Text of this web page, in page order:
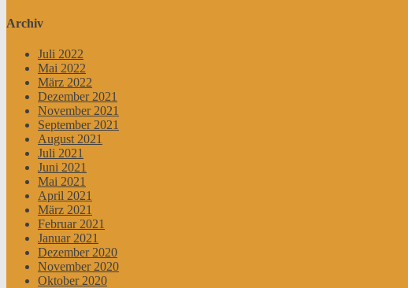
Archiv
Juli 2022
Mai 2022
März 2022
Dezember 2021
November 2021
September 2021
August 2021
Juli 2021
Juni 2021
Mai 2021
April 2021
März 2021
Februar 2021
Januar 2021
Dezember 2020
November 2020
Oktober 2020